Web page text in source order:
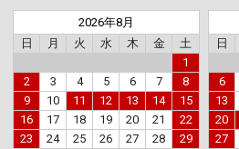
2026年8月
日
月 火 水 木 金
土
1
2
3 4 5 6 7
8
9
10 11 12 13 14
15
16
17 18 19 20 21
22
23
24 25 26 27 28
29
日
6
13
20
27